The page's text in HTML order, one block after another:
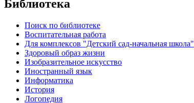
Библиотека
Поиск по библиотеке
Воспитательная работа
Для комплексов "Детский сад-начальная школа"
Здоровый образ жизни
Изобразительное искусство
Иностранный язык
Информатика
История
Логопедия